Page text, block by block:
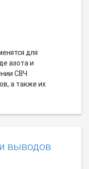
для
азота и
СВЧ
а также их
выводов